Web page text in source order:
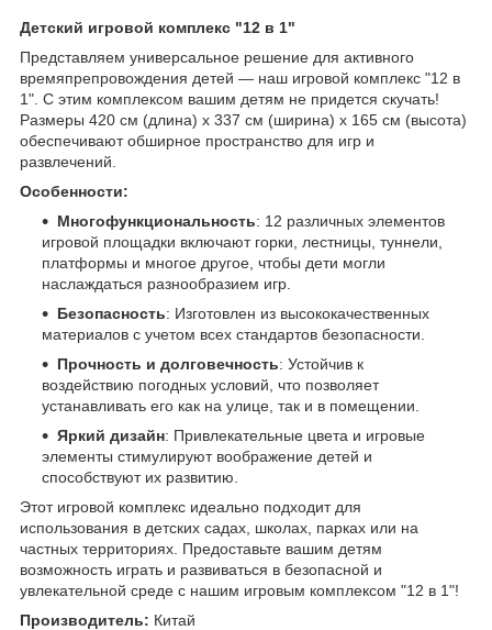
Детский игровой комплекс "12 в 1"
Представляем универсальное решение для активного
времяпрепровождения детей — наш игровой комплекс "12 в
1". С этим комплексом вашим детям не придется скучать!
Размеры 420 см (длина) х 337 см (ширина) х 165 см (высота)
обеспечивают обширное пространство для игр и
развлечений.
Особенности:
Многофункциональность: 12 различных элементов
игровой площадки включают горки, лестницы, туннели,
платформы и многое другое, чтобы дети могли
наслаждаться разнообразием игр.
Безопасность: Изготовлен из высококачественных
материалов с учетом всех стандартов безопасности.
Прочность и долговечность: Устойчив к
воздействию погодных условий, что позволяет
устанавливать его как на улице, так и в помещении.
Яркий дизайн: Привлекательные цвета и игровые
элементы стимулируют воображение детей и
способствуют их развитию.
Этот игровой комплекс идеально подходит для
использования в детских садах, школах, парках или на
частных территориях. Предоставьте вашим детям
возможность играть и развиваться в безопасной и
увлекательной среде с нашим игровым комплексом "12 в 1"!
Производитель: Китай